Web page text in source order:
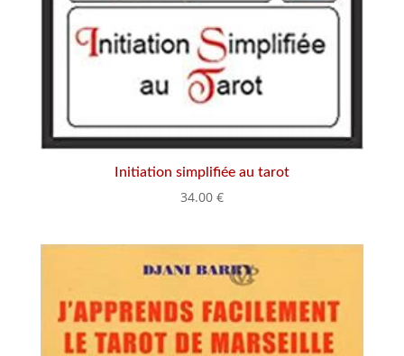
Initiation simplifiée au tarot
34.00 €